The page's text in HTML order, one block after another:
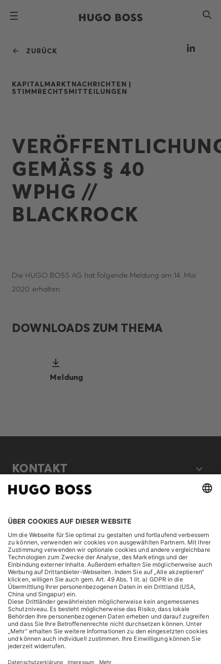
ZURÜCK
KAPITALMARKTNACHRICHTEN |
STIMMRECHTSMITTEILUNGEN
GEMÄSS § 40 W
PHG // B
LACKROCK
Die HUGO BOSS AG hat folgende Meldung am 14. Mai
2020 erhalten:
DOWNLOADS ZUM THEMA
Meldung
KONTAKT
ENTDECKEN
HUGO BOSS Corporate